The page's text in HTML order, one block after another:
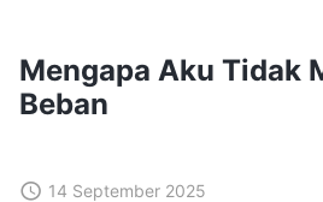
Mengapa Aku Tidak
Beban
14 September 2025